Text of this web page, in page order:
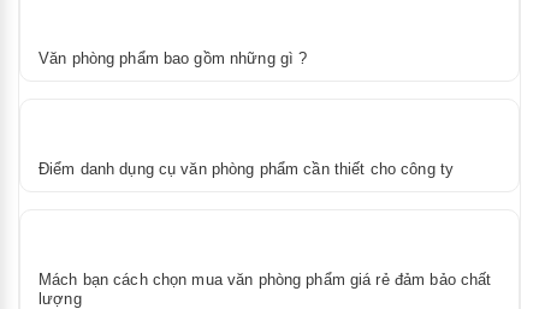
Văn phòng phẩm bao gồm những gì ?
Điểm danh dụng cụ văn phòng phẩm cần thiết cho công ty
Mách bạn cách chọn mua văn phòng phẩm giá rẻ đảm bảo chất
lượng